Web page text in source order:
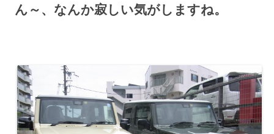
ん～、なんか寂しい気がしますね。